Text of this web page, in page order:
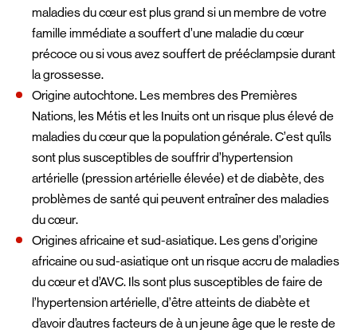
maladies du cœur est plus grand si un membre de votre
famille immédiate a souffert d’une maladie du cœur
précoce ou si vous avez souffert de prééclampsie durant
la grossesse.
Origine autochtone. Les membres des Premières
Nations, les Métis et les Inuits ont un risque plus élevé de
maladies du cœur que la population générale. C’est qu’ils
sont plus susceptibles de souffrir d’hypertension
artérielle (pression artérielle élevée) et de diabète, des
problèmes de santé qui peuvent entraîner des maladies
du cœur.
Origines africaine et sud-asiatique. Les gens d’origine
africaine ou sud-asiatique ont un risque accru de maladies
du cœur et d’AVC. Ils sont plus susceptibles de faire de
l’hypertension artérielle, d’être atteints de diabète et
d’avoir d’autres facteurs de à un jeune âge que le reste de